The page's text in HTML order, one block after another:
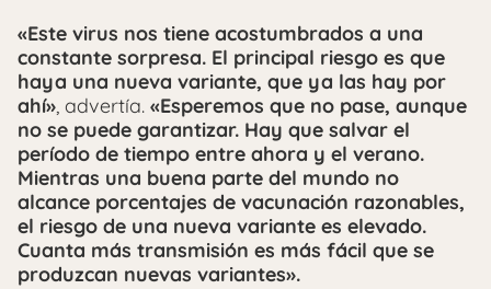
«Este virus nos tiene acostumbrados a una
constante sorpresa. El principal riesgo es que
haya una nueva variante, que ya las hay por
ahí», advertía. «Esperemos que no pase, aunque
no se puede garantizar. Hay que salvar el
período de tiempo entre ahora y el verano.
Mientras una buena parte del mundo no
alcance porcentajes de vacunación razonables,
el riesgo de una nueva variante es elevado.
Cuanta más transmisión es más fácil que se
produzcan nuevas variantes».